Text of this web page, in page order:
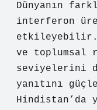
Dünyanın
interferon
etkileyebilir.
ve
seviyelerini
yanıtını
Hindistan’da